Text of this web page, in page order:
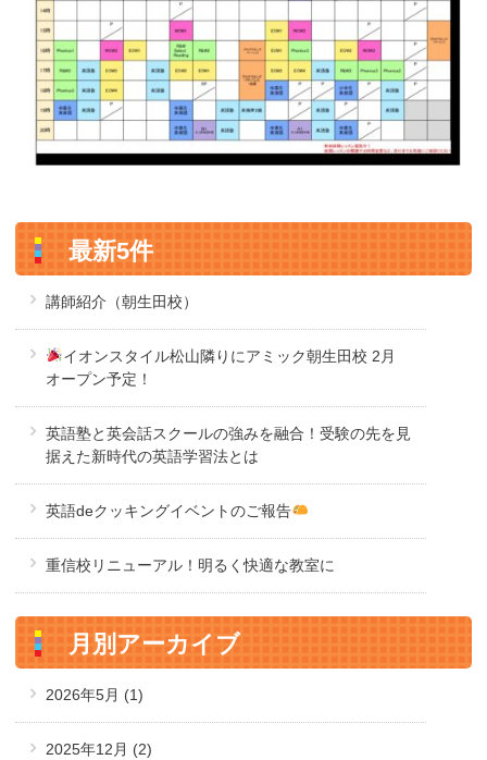
最新5件
講師紹介（朝生田校）
イオンスタイル松山隣りにアミック朝生田校 2月
オープン予定！
英語塾と英会話スクールの強みを融合！受験の先を見
据えた新時代の英語学習法とは
英語deクッキングイベントのご報告
重信校リニューアル！明るく快適な教室に
月別アーカイブ
2026年5月 (1)
2025年12月 (2)